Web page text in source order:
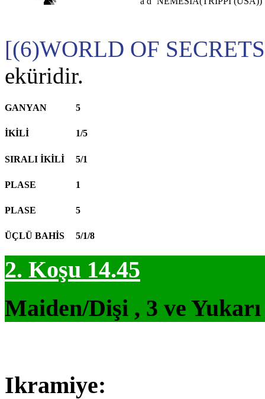
[(6)WORLD OF
eküridir.
GANYAN 5
İKİLİ 1/5
SIRALI İKİLİ 5/1
PLASE 1
PLASE 5
ÜÇLÜ BAHİS 5/1/8
2. Koşu 14.45
Maiden/Dişi , 3 ve
Ikramiye: